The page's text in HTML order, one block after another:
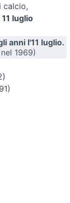
calcio,
11 luglio
anni l'11 luglio.
1969)